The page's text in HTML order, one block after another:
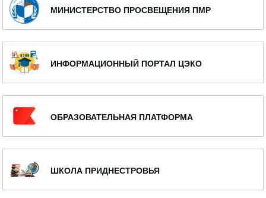
МИНИСТЕРСТВО ПРОСВЕЩЕНИЯ ПМР
ИНФОРМАЦИОННЫЙ ПОРТАЛ ЦЭКО
ОБРАЗОВАТЕЛЬНАЯ ПЛАТФОРМА
ШКОЛА ПРИДНЕСТРОВЬЯ